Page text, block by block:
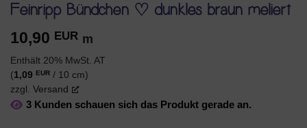
Feinripp Bündchen ♡ dunkles braun meliert
10,90 EUR m
Enthält 20% MwSt. AT
(1,09 EUR / 10 cm)
zzgl. Versand
3 Kunden schauen sich das Produkt gerade an.